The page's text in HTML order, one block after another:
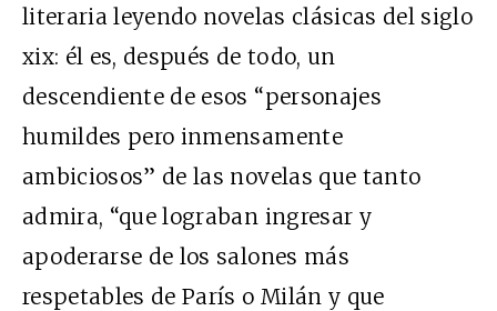
literaria leyendo novelas clásicas del siglo
xix: él es, después de todo, un
descendiente de esos “personajes
humildes pero inmensamente
ambiciosos” de las novelas que tanto
admira, “que lograban ingresar y
apoderarse de los salones más
respetables de París o Milán y que